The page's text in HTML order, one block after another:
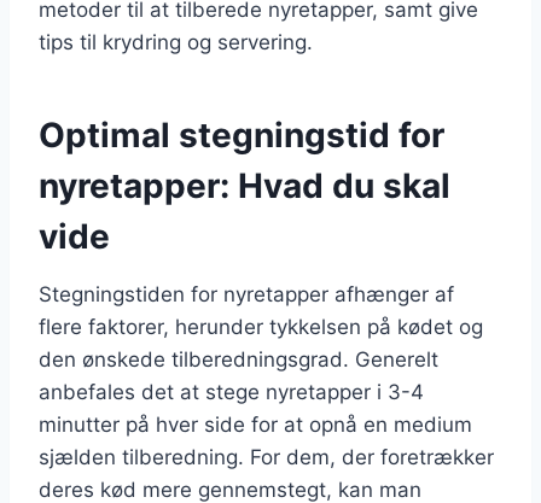
metoder til at tilberede nyretapper, samt give
tips til krydring og servering.
Optimal stegningstid for
nyretapper: Hvad du skal
vide
Stegningstiden for nyretapper afhænger af
flere faktorer, herunder tykkelsen på kødet og
den ønskede tilberedningsgrad. Generelt
anbefales det at stege nyretapper i 3-4
minutter på hver side for at opnå en medium
sjælden tilberedning. For dem, der foretrækker
deres kød mere gennemstegt, kan man